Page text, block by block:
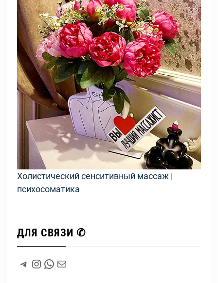
Холистический сенситивный массаж |
психосоматика
ДЛЯ СВЯЗИ ✆
# Instagram
WhatsApp
#